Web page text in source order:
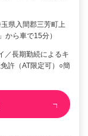
県入間郡三芳町上
から車で15分）
／長期勤続によるキ
許（AT限定可）○簡